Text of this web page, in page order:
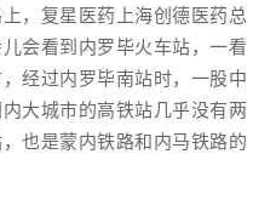
，复星医药上海创德医药总
会看到内罗毕火车站，一看
经过内罗毕南站时，一股中
大城市的高铁站几乎没有两
也是蒙内铁路和 内马铁路的